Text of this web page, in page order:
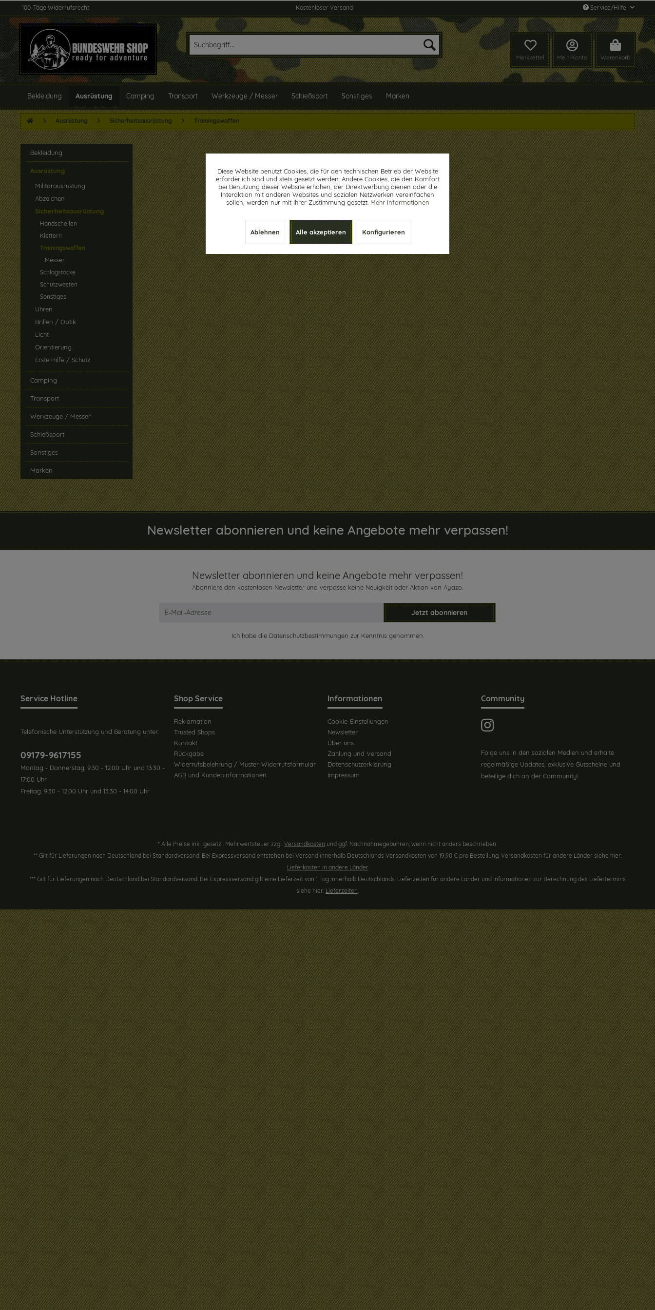
100-Tage Widerrufsrecht Kostenloser Versand Service/Hilfe
Merkzettel Mein Konto Warenkorb
Bekleidung Ausrüstung Camping Transport Werkzeuge / Messer Schießsport Sonstiges Marken
Ausrüstung Sicherheitsausrüstung Trainingswaffen
Bekleidung
Ausrüstung
Militärausrüstung
Abzeichen
Sicherheitsausrüstung
Handschellen
Klettern
Trainingswaffen
Messer
Schlagstöcke
Schutzwesten
Sonstiges
Uhren
Brillen / Optik
Licht
Orientierung
Erste Hilfe / Schutz
Camping
Transport
Werkzeuge / Messer
Schießsport
Sonstiges
Marken
Newsletter abonnieren und keine Angebote mehr verpassen!
Newsletter abonnieren und keine Angebote mehr verpassen!
Abonniere den kostenlosen Newsletter und verpasse keine Neuigkeit oder Aktion von Ayazo.
Jetzt abonnieren
Ich habe die Datenschutzbestimmungen zur Kenntnis genommen.
Service Hotline
Telefonische Unterstützung und Beratung unter:
09179-9617155
Montag - Donnerstag: 9:30 - 12:00 Uhr und 13:30 -
17:00 Uhr
Freitag: 9:30 - 12:00 Uhr und 13:30 - 14:00 Uhr
Shop Service
Reklamation
Trusted Shops
Kontakt
Rückgabe
Widerrufsbelehrung / Muster-Widerrufsformular
AGB und Kundeninformationen
Informationen
Cookie-Einstellungen
Newsletter
Über uns
Zahlung und Versand
Datenschutzerklärung
Impressum
Community
Folge uns in den sozialen Medien und erhalte
regelmäßige Updates, exklusive Gutscheine und
beteilige dich an der Community!
* Alle Preise inkl. gesetzl. Mehrwertsteuer zzgl. Versandkosten und ggf. Nachnahmegebühren, wenn nicht anders beschrieben.
** Gilt für Lieferungen nach Deutschland bei Standardversand. Bei Expressversand entstehen bei Versand innerhalb Deutschlands Versandkosten von 19,90 € pro Bestellung. Versandkosten für andere Länder siehe hier:
Lieferkosten in andere Länder
*** Gilt für Lieferungen nach Deutschland bei Standardversand. Bei Expressversand gilt eine Lieferzeit von 1 Tag innerhalb Deutschlands. Lieferzeiten für andere Länder und Informationen zur Berechnung des Liefertermins
siehe hier: Lieferzeiten.
Diese Website benutzt Cookies, die für den technischen Betrieb der Website
erforderlich sind und stets gesetzt werden. Andere Cookies, die den Komfort
bei Benutzung dieser Website erhöhen, der Direktwerbung dienen oder die
Interaktion mit anderen Websites und sozialen Netzwerken vereinfachen
sollen, werden nur mit Ihrer Zustimmung gesetzt. Mehr Informationen
Ablehnen Alle akzeptieren Konfigurieren